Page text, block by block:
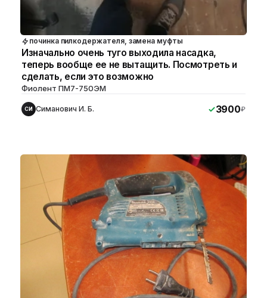
починка пилкодержателя, замена муфты
Изначально очень туго выходила насадка,
теперь вообще ее не вытащить. Посмотреть и
сделать, если это возможно
Фиолент ПМ7-750ЭМ
СИ Симанович И. Б. 3900₽